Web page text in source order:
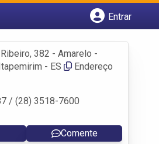
Entrar
382 - Amarelo -
- ES
Endereço
/ (28) 3518-7600
Comente